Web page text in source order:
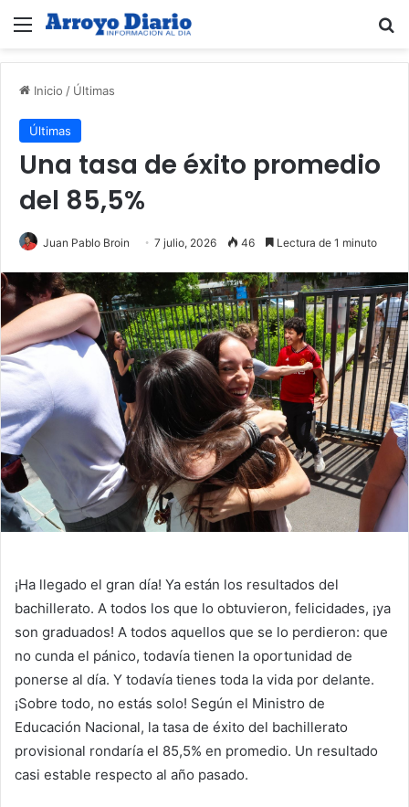
Menú
Inicio / Últimas
Últimas
Una tasa de éxito promedio
del 85,5%
Juan Pablo Broin 7 julio, 2026 46 Lectura de 1 minuto
¡Ha llegado el gran día! Ya están los resultados del
bachillerato. A todos los que lo obtuvieron, felicidades, ¡ya
son graduados! A todos aquellos que se lo perdieron: que
no cunda el pánico, todavía tienen la oportunidad de
ponerse al día. Y todavía tienes toda la vida por delante.
¡Sobre todo, no estás solo! Según el Ministro de
Educación Nacional, la tasa de éxito del bachillerato
provisional rondaría el 85,5% en promedio. Un resultado
casi estable respecto al año pasado.